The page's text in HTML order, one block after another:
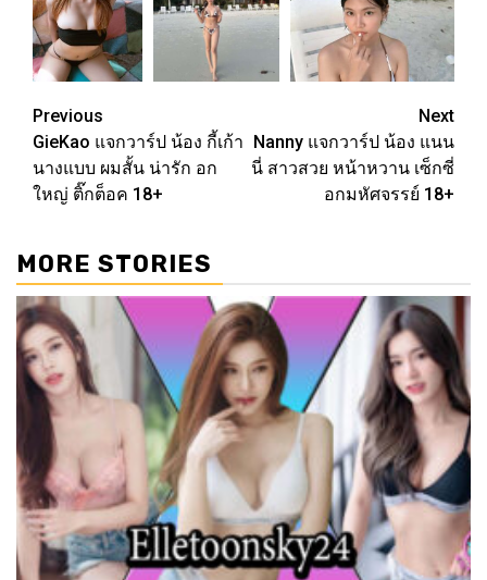
Continue
Reading
Previous
GieKao แจกวาร์ป น้อง กี้เก้า
นางแบบ ผมสั้น น่ารัก อก
ใหญ่ ติ๊กต็อค 18+
Next
Nanny แจกวาร์ป น้อง แนน
นี่ สาวสวย หน้าหวาน เซ็กซี่
อกมหัศจรรย์ 18+
MORE STORIES